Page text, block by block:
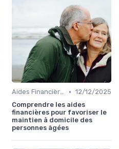
Aides Financières et Subventions • 12/12/2025
Comprendre les aides
financières pour favoriser le
maintien à domicile des
personnes âgées